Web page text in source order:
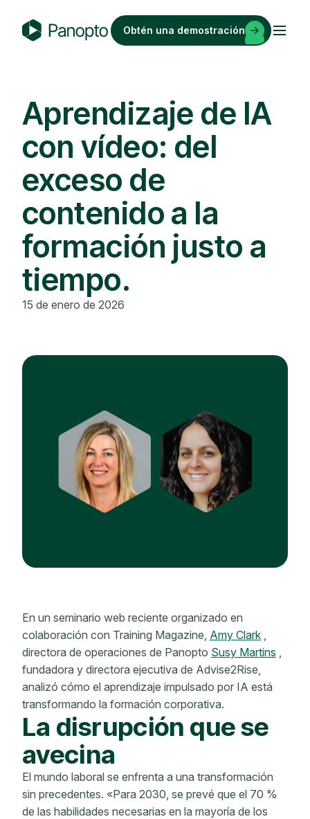
p
o
Obtén una demostración
Aprendizaje de IA
con vídeo: del
exceso de
contenido a la
formación justo a
tiempo.
15 de enero de 2026
En un seminario web reciente organizado en
colaboración con Training Magazine, Amy Clark
directora de operaciones de Panopto Susy Martins
fundadora y directora ejecutiva de Advise2Rise,
analizó cómo el aprendizaje impulsado por IA está
transformando la formación corporativa.
La disrupción que se
avecina
El mundo laboral se enfrenta a una transformación
sin precedentes. «Para 2030, se prevé que el 70 %
de las habilidades necesarias en la mayoría de los